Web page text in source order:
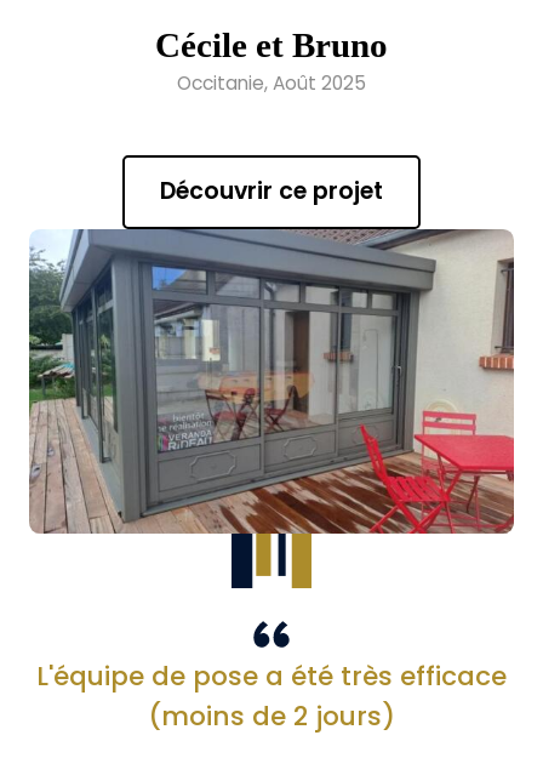
Cécile et Bruno
Occitanie, Août 2025
Découvrir ce projet
L'équipe de pose a été très efficace
(moins de 2 jours)